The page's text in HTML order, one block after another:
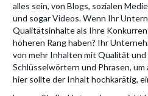
alles sein, von Blogs, sozialen
und sogar Videos. Wenn Ihr
Qualitätsinhalte als Ihre
höheren Rang haben? Ihr
von mehr Inhalten mit Qualität
Schlüsselwörtern und Phrasen,
hier sollte der Inhalt hochkarätig,